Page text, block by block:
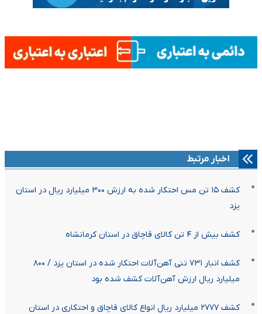
اخبار مرتبط
کشف ۱۵ تن مس احتکار شده به ارزش ۳۰۰ میلیارد ریال در استان
یزد
کشف بیش از ۴ تن کالای قاچاق در استان کرمانشاه
کشف انبار ۷۳۱ تنی آهن‌آلات احتکار شده در استان یزد / ۸۰۰
میلیارد ریال ارزش آهن‌آلات کشف شده بود
کشف ۲۷۷۷ میلیارد ریال انواع کالای قاچاق و احتکاری در استان